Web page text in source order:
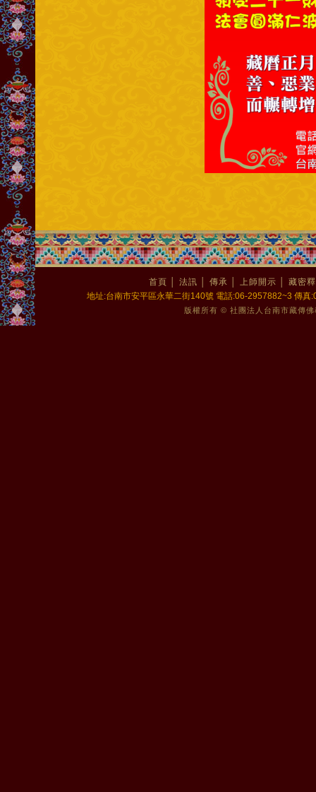
首頁 法訊 傳承 上師開示
藏密
地址:台南市安平區永華二街140號 電話:06-2957882~3 傳
版權所有 © 社團法人台南市藏傳